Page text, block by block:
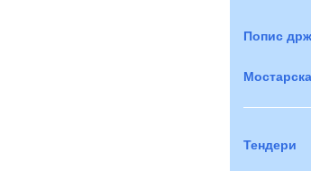
Попис
Тендери